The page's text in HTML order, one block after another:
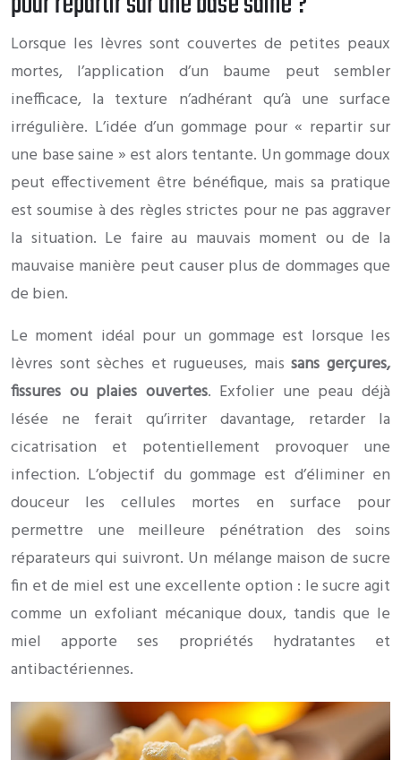
Lorsque les lèvres sont couvertes de petites peaux
mortes, l’application d’un baume peut sembler
inefficace, la texture n’adhérant qu’à une surface
irrégulière. L’idée d’un gommage pour « repartir sur
une base saine » est alors tentante. Un gommage doux
peut effectivement être bénéfique, mais sa pratique
est soumise à des règles strictes pour ne pas aggraver
la situation. Le faire au mauvais moment ou de la
mauvaise manière peut causer plus de dommages que
de bien.
Le moment idéal pour un gommage est lorsque les
lèvres sont sèches et rugueuses, maissans gerçures,
fissures ou plaies ouvertes. Exfolier une peau déjà
lésée ne ferait qu’irriter davantage, retarder la
cicatrisation et potentiellement provoquer une
infection. L’objectif du gommage est d’éliminer en
douceur les cellules mortes en surface pour
permettre une meilleure pénétration des soins
réparateurs qui suivront. Un mélange maison de sucre
fin et de miel est une excellente option : le sucre agit
comme un exfoliant mécanique doux, tandis que le
miel apporte ses propriétés hydratantes et
antibactériennes.